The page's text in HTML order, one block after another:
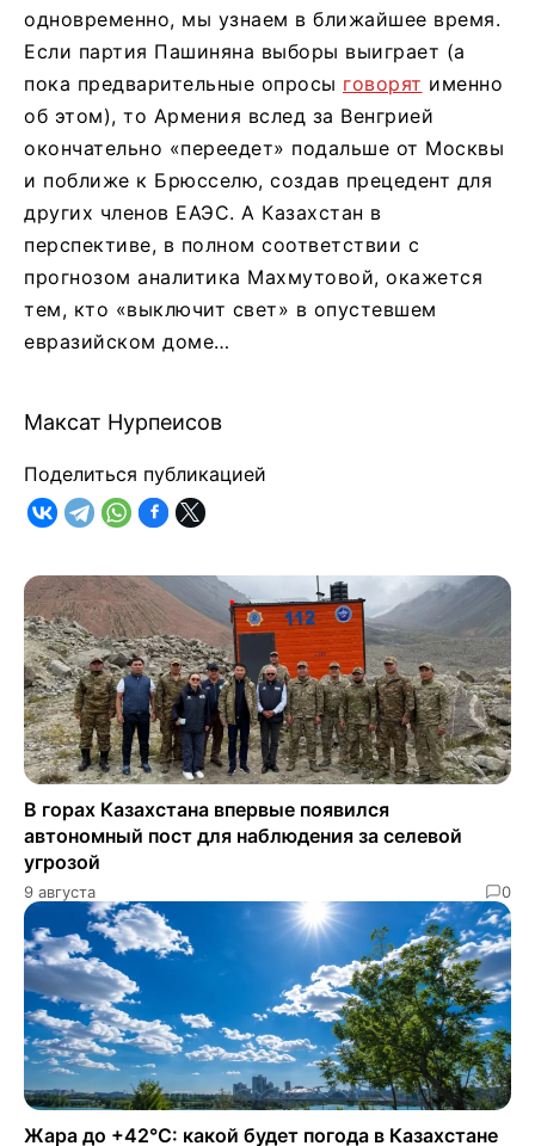
одновременно, мы узнаем в ближайшее время.
Если партия Пашиняна выборы выиграет (а
пока предварительные опросы говорят именно
об этом), то Армения вслед за Венгрией
окончательно «переедет» подальше от Москвы
и поближе к Брюсселю, создав прецедент для
других членов ЕАЭС. А Казахстан в
перспективе, в полном соответствии с
прогнозом аналитика Махмутовой, окажется
тем, кто «выключит свет» в опустевшем
евразийском доме…
Максат Нурпеисов
Поделиться публикацией
В горах Казахстана впервые появился
автономный пост для наблюдения за селевой
угрозой
9 августа 0
Жара до +42°C: какой будет погода в Казахстане